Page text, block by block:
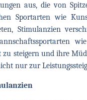
aus, die von
Sportarten wie
Stimulanzien
steigern und ihre
nur zur